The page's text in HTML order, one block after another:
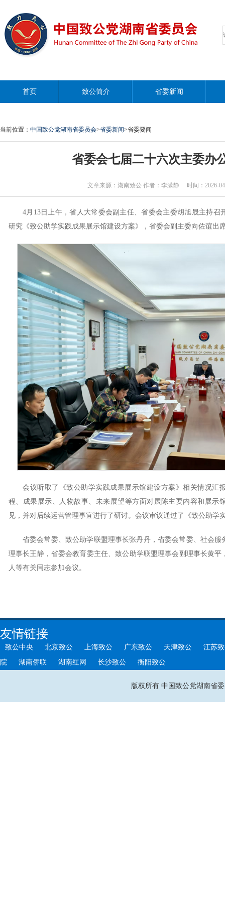
首页 致公简介 省委新闻
当前位置： 中国致公党湖南省委员会>省委新闻>省委要闻
省委会七届二十六次主委办
文章来源：湖南致公 作者：李潇静 时间：2026-04-
4月13日上午，省人大常委会副主任、省委会主委胡旭晟主持召
研究《致公助学实践成果展示馆建设方案》，省委会副主委向佐谊出
会议听取了《致公助学实践成果展示馆建设方案》相关情况汇
程、成果展示、人物故事、未来展望等方面对展陈主要内容和展示
见，并对后续运营管理事宜进行了研讨。会议审议通过了《致公助学
省委会常委、致公助学联盟理事长张丹丹，省委会常委、社会
理事长王静，省委会教育委主任、致公助学联盟理事会副理事长黄
人等有关同志参加会议。
友情链接
致公中央 北京致公 上海致公 广东致公 天津致公
江苏
院
湖南侨联 湖南红网 长沙致公 衡阳致公
版权所有 中国致公党湖南省